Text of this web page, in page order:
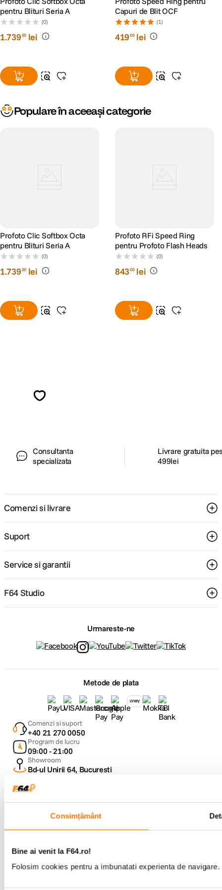
Consimțământ
Bine ai venit la F64.ro!
Folosim cookies pentru a imbunatati experienta de
pentru Blituri Seria A
(0)
1.73900 lei
Capuri de Blit OCF
(1)
41900 lei
Populare în aceeași categorie
Profoto Clic Softbox Octa
pentru Blituri Seria A
(0)
1.73900 lei
Profoto RFi Speed Ring
pentru Profoto Flash Heads
(0)
84300 lei
Consultanta
specializata
Livrare gratuita
499lei
Comenzi si livrare
Suport
Service si garantii
F64 Studio
Urmareste-ne
Metode de plata
Comenzi si suport
+40 21 270 0050
Program de lucru
09:00 - 21:00
Showroom
Bd-ul Unirii 64, Bucuresti
Parteneri tehnologie: